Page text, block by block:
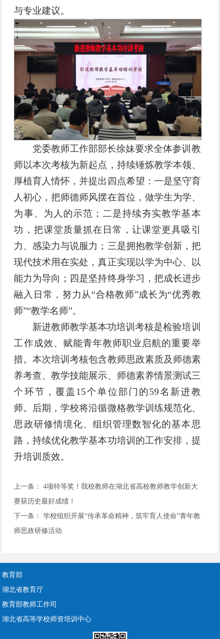
与专业建议。
党委教师工作部部长徐妹要求全体参训教
师以本次考核为新起点，持续锤炼教学本领、
厚植育人情怀，并提出四点希望：一是坚守育
人初心，把师德师风摆在首位，做学生为学、
为事、为人的示范；二是持续夯实教学基本
功，把课堂质量抓在日常，让课堂更具吸引
力、感染力与说服力；三是拥抱教学创新，把
现代技术用在实处，真正实现以学为中心、以
能力为导向；四是坚持终身学习，把成长进步
融入日常，努力从“合格教师”成长为“优秀教
师”“教学名师”。
新进教师教学基本功培训考核是检验培训
工作成效、赋能青年教师职业启航的重要举
措。本次培训考核包含教师思政素质及师德素
养考查、教学技能展示、师德素养情景测试三
个环节，覆盖15个单位部门的59名新进教
师。后期，学校将沿循微格教学训练规范化、
思政研修情境化、组织管理数智化的基本思
路，持续优化教学基本功培训的工作安排，提
升培训质效。
上一条：4项特等奖！我校教师在湖北省高校教师教学创新大
赛获历史最好成绩！
下一条：学校组织开展“传承革命精神，筑牢育人使命”青年教
师思政研修活动
教育部
湖北省教育厅
教育部教师工作司
湖北省高等学校师资培训中心